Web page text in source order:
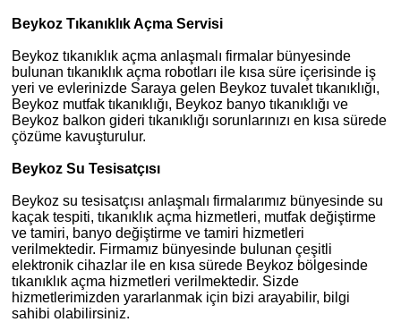
Beykoz Tıkanıklık Açma Servisi
Beykoz tıkanıklık açma anlaşmalı firmalar bünyesinde
bulunan tıkanıklık açma robotları ile kısa süre içerisinde iş
yeri ve evlerinizde Saraya gelen Beykoz tuvalet tıkanıklığı,
Beykoz mutfak tıkanıklığı, Beykoz banyo tıkanıklığı ve
Beykoz balkon gideri tıkanıklığı sorunlarınızı en kısa sürede
çözüme kavuşturulur.
Beykoz Su Tesisatçısı
Beykoz su tesisatçısı anlaşmalı firmalarımız bünyesinde su
kaçak tespiti, tıkanıklık açma hizmetleri, mutfak değiştirme
ve tamiri, banyo değiştirme ve tamiri hizmetleri
verilmektedir. Firmamız bünyesinde bulunan çeşitli
elektronik cihazlar ile en kısa sürede Beykoz bölgesinde
tıkanıklık açma hizmetleri verilmektedir. Sizde
hizmetlerimizden yararlanmak için bizi arayabilir, bilgi
sahibi olabilirsiniz.